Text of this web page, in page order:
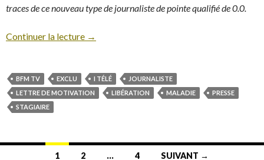
traces de ce nouveau type de journaliste de pointe qualifié de 0.0.
Continuer la lecture →
BFM TV EXCLU I TÉLÉ
JOURNALISTE
LETTRE DE MOTIVATION
LIBÉRATION MALADIE
PRESSE
STAGIAIRE
1 2 … 4 SUIVANT →